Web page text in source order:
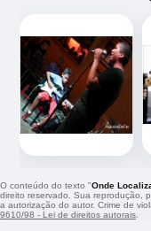
‹
O conteúdo do texto "Onde
direito reservado. Sua reprodução,
a autorização do autor. Crime de
9610/98 - Lei de direitos autorais